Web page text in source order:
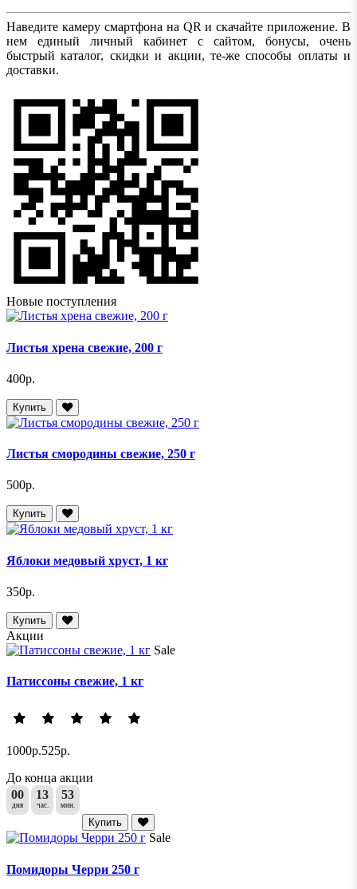
Наведите камеру смартфона на QR и скачайте приложение. В
нем единый личный кабинет с сайтом, бонусы, очень
быстрый каталог, скидки и акции, те-же способы оплаты и
доставки.
Новые поступления
Листья хрена свежие, 200 г
400р.
Купить
Листья смородины свежие, 250 г
500р.
Купить
Яблоки медовый хруст, 1 кг
350р.
Купить
Акции
Sale
Патиссоны свежие, 1 кг
1000р.525р.
До конца акции
00
дня
13
час.
53
мин.
Купить
Sale
Помидоры Черри 250 г